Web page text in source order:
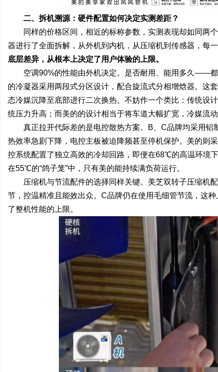
二、拆机溯源：硬件配置如何决定实测差距？
同样的价格区间，相近的标称参数，实测表现却如同
器进行了全面拆解，从外机到内机，从压缩机到传感器，每
底层差异，从根本上决定了用户体验的上限。
空调90%的性能由外机决定。是否耐用、能用多久——
的冷凝器采用两段式分区设计，配合旋流式分相增焓器。这
态冷媒沉降至底部进行二次换热。不妨作一个类比：传统设
统压力升高；而美的的设计相当于将车道大幅扩宽，冷媒流
真正拉开代际差的是电控散热方案。B、C品牌均采用
热效率急剧下降，电控主板被迫降频甚至停机保护。美的
控系统配置了独立高效的冷却回路，即便在68℃的高温环境
在55℃的“鸽子笼”中，只有美的能持续满负荷运行。
压缩机与节流配件的选择同样关键。美芝双转子压缩机
节，控温精准且能效出众。C品牌仍在使用毛细管节流，这
了整机性能的上限。